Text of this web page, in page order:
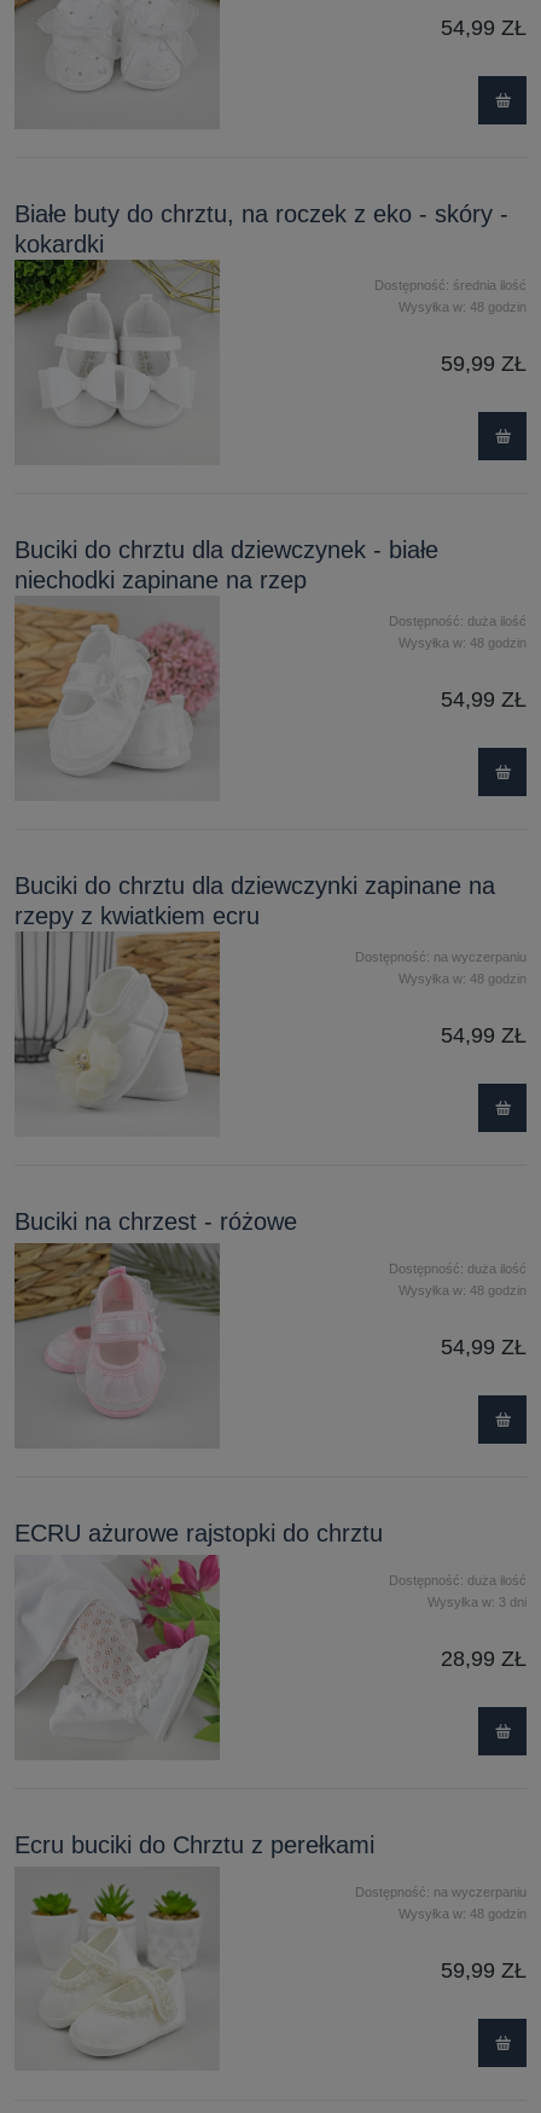
54,99 ZŁ
Białe buty do chrztu, na roczek z eko - skóry -
kokardki
Dostępność: średnia ilość
Wysyłka w: 48 godzin
59,99 ZŁ
Buciki do chrztu dla dziewczynek - białe
niechodki zapinane na rzep
Dostępność: duża ilość
Wysyłka w: 48 godzin
54,99 ZŁ
Buciki do chrztu dla dziewczynki zapinane na
rzepy z kwiatkiem ecru
Dostępność: na wyczerpaniu
Wysyłka w: 48 godzin
54,99 ZŁ
Buciki na chrzest - różowe
Dostępność: duża ilość
Wysyłka w: 48 godzin
54,99 ZŁ
ECRU ażurowe rajstopki do chrztu
Dostępność: duża ilość
Wysyłka w: 3 dni
28,99 ZŁ
Ecru buciki do Chrztu z perełkami
Dostępność: na wyczerpaniu
Wysyłka w: 48 godzin
59,99 ZŁ